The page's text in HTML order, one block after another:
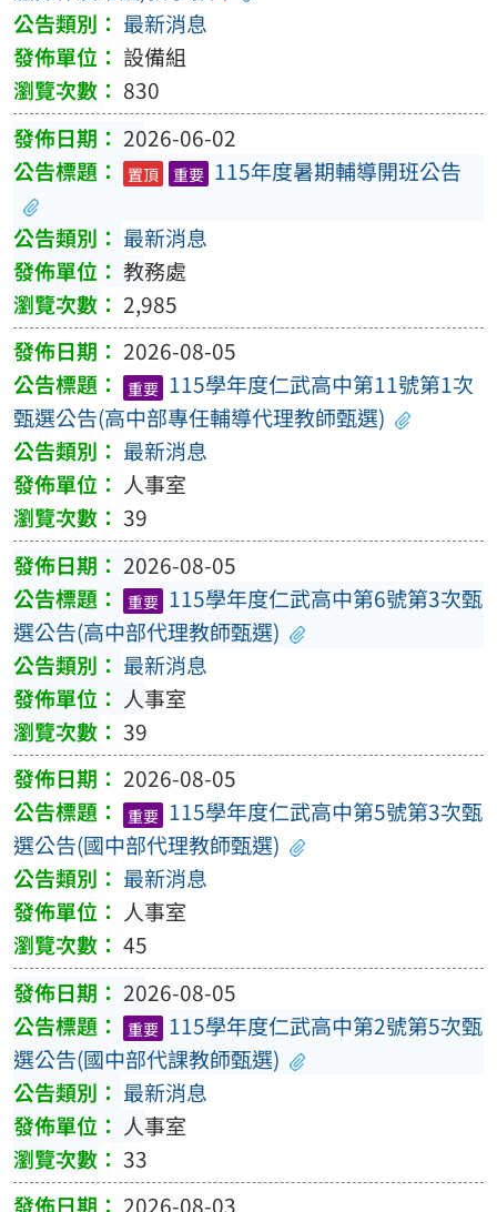
最新消息
設備組
830
2026-06-02
置頂 重要 115年度暑期輔導開班公告
最新消息
教務處
2,985
2026-08-05
重要 115學年度仁武高中第11號第1次
甄選公告(高中部專任輔導代理教師甄選)
最新消息
人事室
39
2026-08-05
重要 115學年度仁武高中第6號第3次甄
選公告(高中部代理教師甄選)
最新消息
人事室
39
2026-08-05
重要 115學年度仁武高中第5號第3次甄
選公告(國中部代理教師甄選)
最新消息
人事室
45
2026-08-05
重要 115學年度仁武高中第2號第5次甄
選公告(國中部代課教師甄選)
最新消息
人事室
33